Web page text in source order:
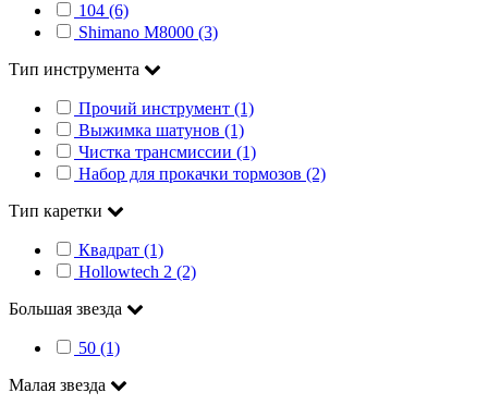
104 (6)
Shimano M8000 (3)
Тип инструмента
Прочий инструмент (1)
Выжимка шатунов (1)
Чистка трансмиссии (1)
Набор для прокачки тормозов (2)
Тип каретки
Квадрат (1)
Hollowtech 2 (2)
Большая звезда
50 (1)
Малая звезда